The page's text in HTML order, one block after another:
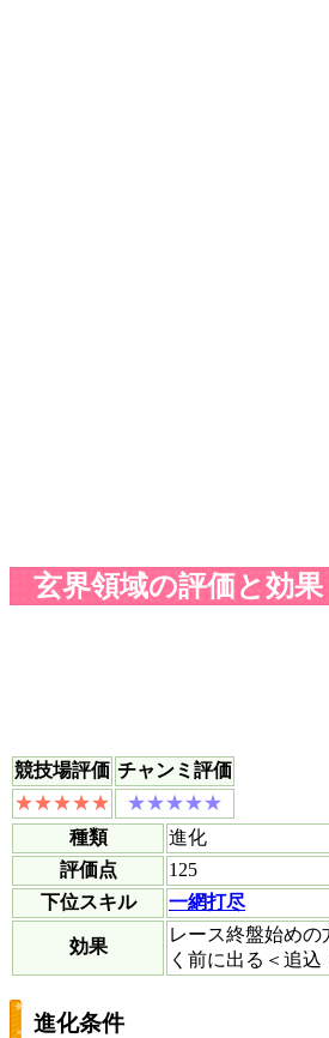
玄界領域の評価と効果
競技場評価 チャンミ評価
種類
進化
評価点
125
下位スキル
一網打尽
効果
レース終盤始め
く前に出る＜追込
進化条件